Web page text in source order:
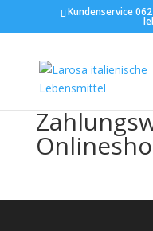
Kundenservice